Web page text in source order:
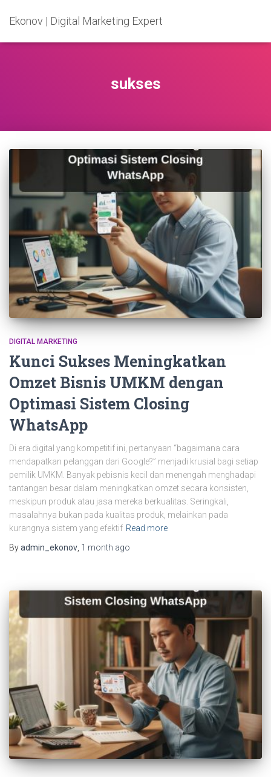
Ekonov | Digital Marketing Expert
sukses
DIGITAL MARKETING
Kunci Sukses Meningkatkan
Omzet Bisnis UMKM dengan
Optimasi Sistem Closing
WhatsApp
Di era digital yang kompetitif ini, pertanyaan “bagaimana cara
mendapatkan pelanggan dari Google?” menjadi krusial bagi setiap
pemilik UMKM. Banyak pebisnis kecil dan menengah menghadapi
tantangan besar dalam meningkatkan omzet secara konsisten,
meskipun produk atau jasa mereka berkualitas. Seringkali,
masalahnya bukan pada kualitas produk, melainkan pada
kurangnya sistem yang efektif Read more
Byadmin_ekonov 1 month ago